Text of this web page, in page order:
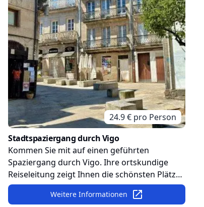
24.9€ pro Person
Stadtspaziergang durch Vigo
Kommen Sie mit auf einen geführten
Spaziergang durch Vigo. Ihre ortskundige
Reiseleitung zeigt Ihnen die schönsten Plätze
und Straßen der Altstadt und vermittelt Ihnen
umfassende Informationen zur Geschichte
Weitere Informationen